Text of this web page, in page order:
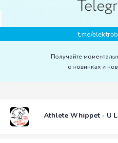
t.me/
Получайте
о новинках и
Athlete Whippet - U